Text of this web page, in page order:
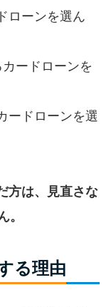
払いきると
しで40万円
ローンを選ん
ードローンを
ードローンを選
方は、見直さな
。
る理由